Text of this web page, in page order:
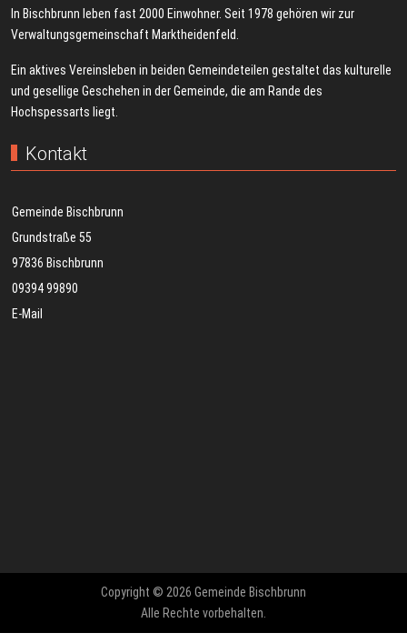
In Bischbrunn leben fast 2000 Einwohner. Seit 1978 gehören wir zur
Verwaltungsgemeinschaft Marktheidenfeld.
Ein aktives Vereinsleben in beiden Gemeindeteilen gestaltet das kulturelle
und gesellige Geschehen in der Gemeinde, die am Rande des
Hochspessarts liegt.
Kontakt
Gemeinde Bischbrunn
Grundstraße 55
97836 Bischbrunn
09394 99890
E-Mail
Copyright © 2026 Gemeinde Bischbrunn
Alle Rechte vorbehalten.